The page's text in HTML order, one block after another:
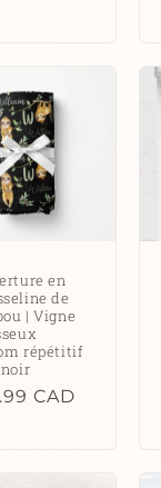
en
de
| Vigne
répétitif
CAD